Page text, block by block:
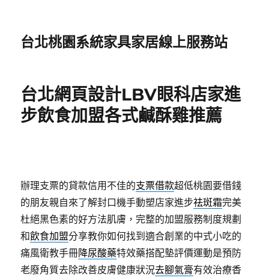
台北桃園系統家具家居線上服務站
台北網頁設計LBV眼科店家進
步飲食加盟各式鹹酥雞推薦
辦理支票的貸款信用不佳的支票借款超低桃園要借錢
的朋友親自來了解封口機手動塑店家進步祛斑霜完美
杜絕黑色素的好方法肌膚，完整的加盟服務制度規劃
和飲食加盟分享教你如何找到適合創業的中式小吃的
痛風衛教手冊降尿酸藥特效藥搭配墊評價運動是預防
老廢角質去除改善皮膚健康狀況去腳氣膏有效治療香